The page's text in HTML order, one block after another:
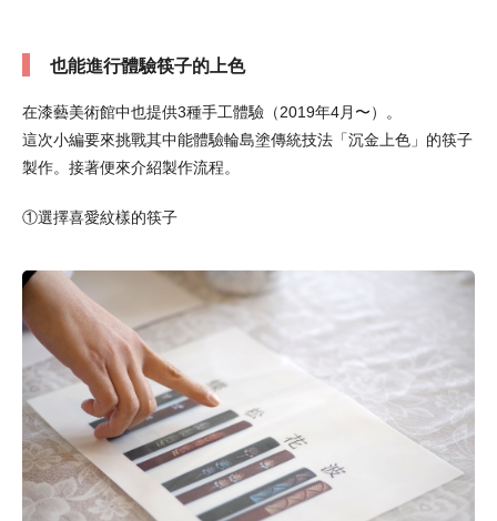
也能進行體驗筷子的上色
在漆藝美術館中也提供3種手工體驗（2019年4月〜）。
這次小編要來挑戰其中能體驗輪島塗傳統技法「沉金上色」的筷子
製作。接著便來介紹製作流程。
①選擇喜愛紋樣的筷子